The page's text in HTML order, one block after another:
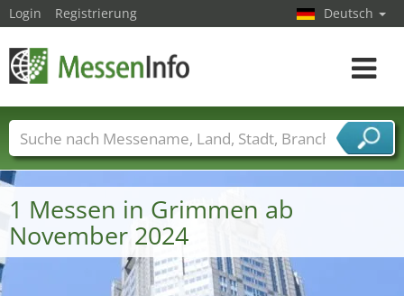
1 Messen in Grimmen ab
November 2024
Login Registrierung Deutsch
Toggle
Messenamen Länder Städte
Branchen
Dienstleisterbranchen